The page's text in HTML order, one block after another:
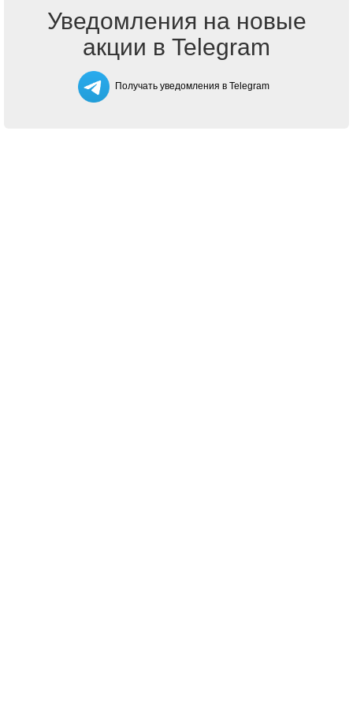
Уведомления на новые
акции в Telegram
Получать уведомления в Telegram